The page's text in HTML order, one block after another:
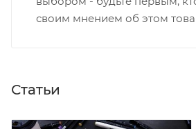
своим мнением об этом
Статьи